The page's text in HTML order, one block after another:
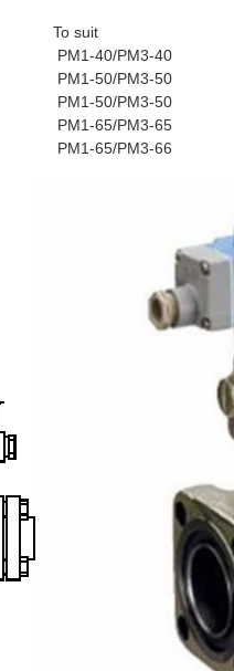
To suit
PM1-40/PM3-40
PM1-50/PM3-50
PM1-50/PM3-50
PM1-65/PM3-65
PM1-65/PM3-66